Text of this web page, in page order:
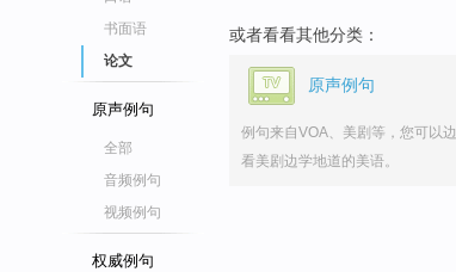
书面语
论文
原声例句
全部
音频例句
视频例句
权威例句
或者看看其他分类：
原声例句
例句来自VOA、美剧等，您可以边
看美剧边学地道的美语。